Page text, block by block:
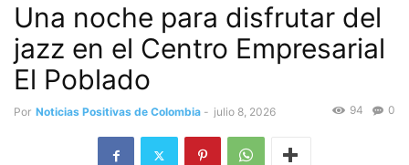
Una noche para disfrutar del
jazz en el Centro Empresarial
El Poblado
Por Noticias Positivas de Colombia - julio 8, 2026 0
94